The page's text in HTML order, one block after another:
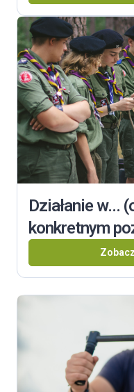
Działanie w...
konkretnym